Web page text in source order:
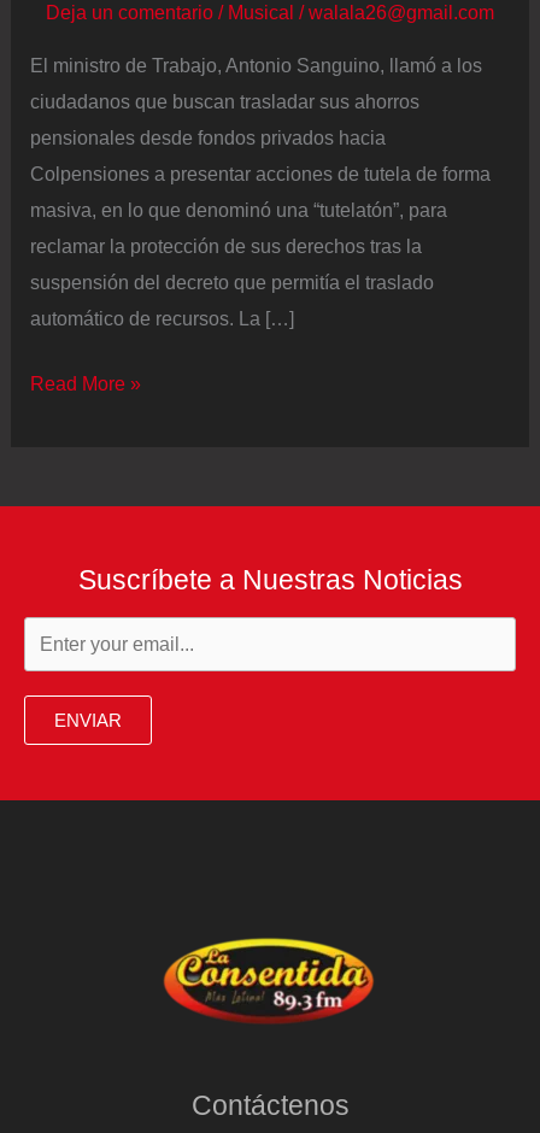
Deja un comentario / Musical /walala26@gmail.com
El ministro de Trabajo, Antonio Sanguino, llamó a los
ciudadanos que buscan trasladar sus ahorros
pensionales desde fondos privados hacia
Colpensiones a presentar acciones de tutela de forma
masiva, en lo que denominó una “tutelatón”, para
reclamar la protección de sus derechos tras la
suspensión del decreto que permitía el traslado
automático de recursos. La […]
Ministro
traslado
de
desde
Read More »
Suscríbete a Nuestras Noticias
ENVIAR
Contáctenos